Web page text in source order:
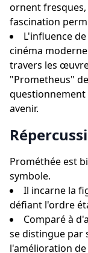
ornent
fascination
L'influence
cinéma
travers les
"Prometheus"
questionnement
avenir.
Prométhée est
symbole.
Il incarne la
défiant l'ordre
Comparé à
se distingue par
l'amélioration